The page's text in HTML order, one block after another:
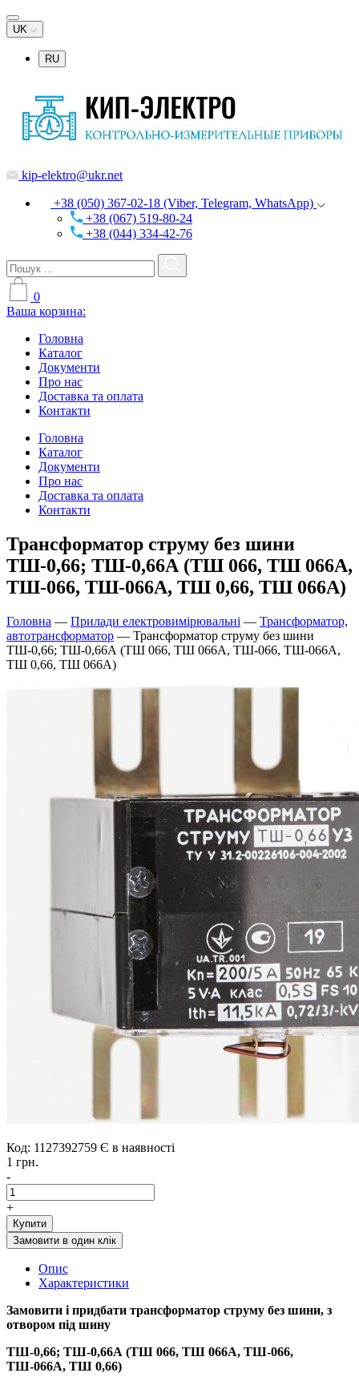
UK
RU
kip-elektro@ukr.net
+38 (050) 367-02-18 (Viber, Telegram, WhatsApp)
+38 (067) 519-80-24
+38 (044) 334-42-76
0
Ваша корзина:
Головна
Каталог
Документи
Про нас
Доставка та оплата
Контакти
Головна
Каталог
Документи
Про нас
Доставка та оплата
Контакти
Трансформатор струму без шини
ТШ-0,66; ТШ-0,66А (ТШ 066, ТШ 066А,
ТШ-066, ТШ-066А, ТШ 0,66, ТШ 066А)
Головна — Прилади електровимірювальні — Трансформатор,
автотрансформатор — Трансформатор струму без шини
ТШ-0,66; ТШ-0,66А (ТШ 066, ТШ 066А, ТШ-066, ТШ-066А,
ТШ 0,66, ТШ 066А)
Код: 1127392759 Є в наявності
1 грн.
-
+
Купити
Замовити в один клік
Опис
Характеристики
Замовити і придбати трансформатор струму без шини, з
отвором під шину
ТШ-0,66; ТШ-0,66А (ТШ 066, ТШ 066А, ТШ-066,
ТШ-066А, ТШ 0,66)